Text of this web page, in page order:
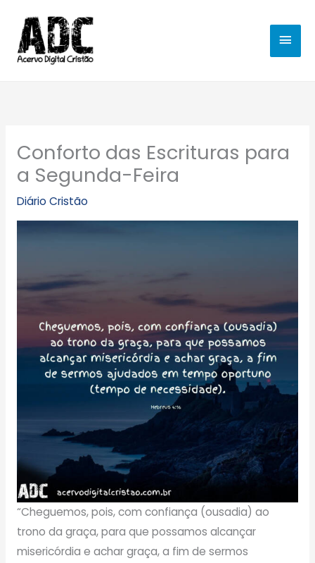
para
conteúdo
Conforto das Escrituras para
a Segunda-Feira
Diário Cristão
“Cheguemos, pois, com confiança (ousadia) ao
trono da graça, para que possamos alcançar
misericórdia e achar graça, a fim de sermos